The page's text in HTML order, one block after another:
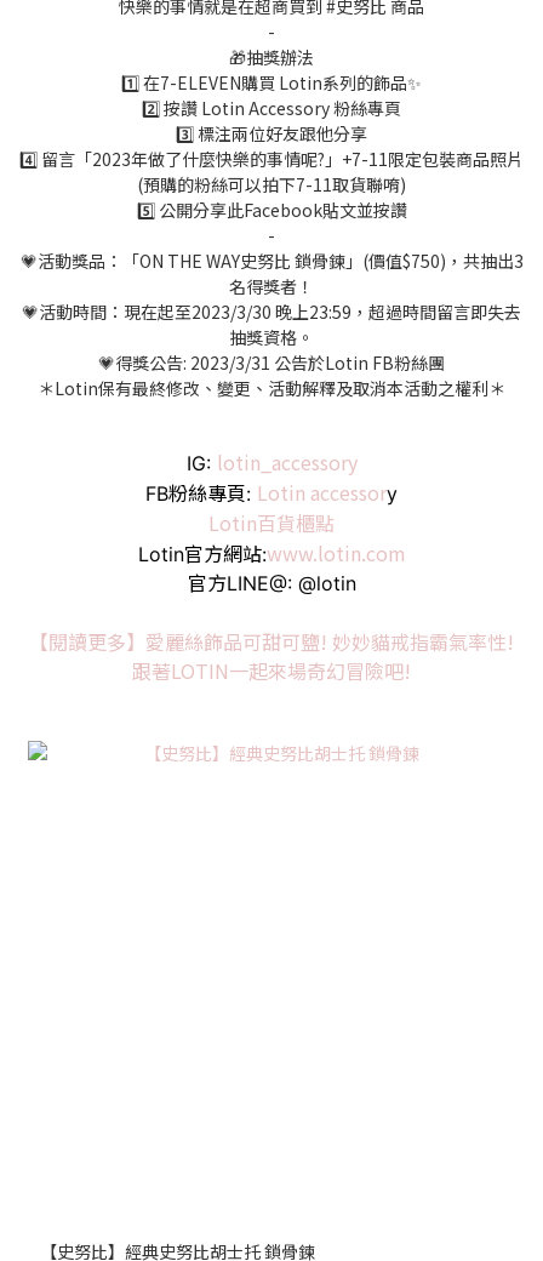
快樂的事情就是在超商買到 #史努比 商品
-
🎁抽獎辦法
1️⃣ 在7-ELEVEN購買 Lotin系列的飾品✨
2️⃣ 按讚 Lotin Accessory 粉絲專頁
3️⃣ 標注兩位好友跟他分享
4️⃣ 留言「2023年做了什麼快樂的事情呢?」+7-11限定包裝商品照片
(預購的粉絲可以拍下7-11取貨聯唷)
5️⃣ 公開分享此Facebook貼文並按讚
-
💗活動獎品：「ON THE WAY史努比 鎖骨鍊」(價值$750)，共抽出3
名得獎者！
💗活動時間：現在起至2023/3/30 晚上23:59，超過時間留言即失去
抽獎資格。
💗得獎公告: 2023/3/31 公告於Lotin FB粉絲團
＊Lotin保有最終修改、變更、活動解釋及取消本活動之權利＊
IG: lotin_accessory
FB粉絲專頁: Lotin accessory
Lotin百貨櫃點
Lotin官方網站:www.lotin.com
官方LINE@: @lotin
【閱讀更多】愛麗絲飾品可甜可鹽! 妙妙貓戒指霸氣率性!
跟著LOTIN一起來場奇幻冒險吧!
【史努比】經典史努比胡士托 鎖骨鍊